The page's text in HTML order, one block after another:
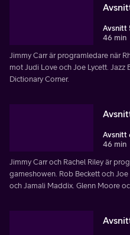
Avsnitt
46 min
Jimmy Carr är programledare när
mot Judi Love och Joe Lycett. Jazz
Dictionary Corner.
Avsnitt
46 min
Jimmy Carr och Rachel Riley är
gameshowen. Rob Beckett och
och Jamali Maddix. Glenn Moore